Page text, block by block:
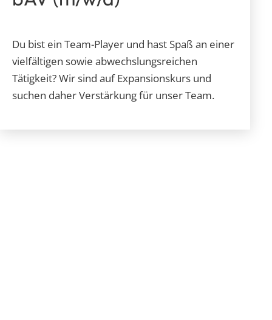
Du bist ein Team-Player und hast Spaß an einer
vielfältigen sowie abwechslungsreichen
Tätigkeit? Wir sind auf Expansionskurs und
suchen daher Verstärkung für unser Team.